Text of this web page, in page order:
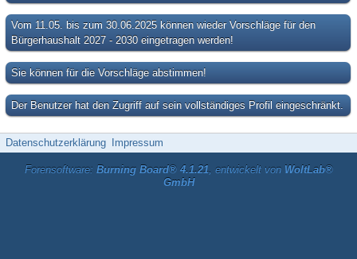
Vom 11.05. bis zum 30.06.2025 können wieder Vorschläge für den
Bürgerhaushalt 2027 - 2030 eingetragen werden!
Sie können für die Vorschläge abstimmen!
Der Benutzer hat den Zugriff auf sein vollständiges Profil eingeschränkt.
Datenschutzerklärung Impressum
Forensoftware: Burning Board® 4.1.21, entwickelt von WoltLab®
GmbH